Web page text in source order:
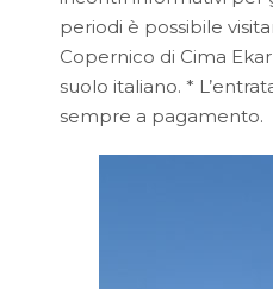
periodi è possibile
Copernico di Cima
suolo italiano. *
sempre a pagamento.